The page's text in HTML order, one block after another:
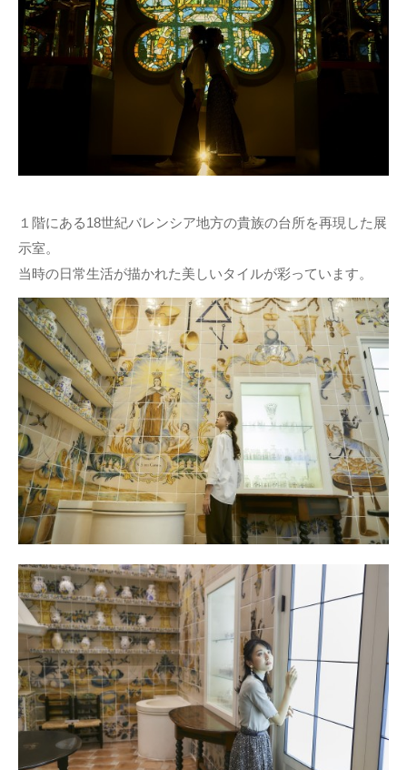
１階にある18世紀バレンシア地方の貴族の台所を再現した展
示室。
当時の日常生活が描かれた美しいタイルが彩っています。